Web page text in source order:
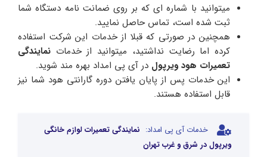
میتوانید با شماره ای که بر روی ضمانت نامه دستگاه شما
ثبت شده است، تماس حاصل نمایید.
همچنین در صورتی که قبلا از خدمات این شرکت استفاده
کرده اما رضایت نداشتید، میتوانید از خدمات نمایندگی
تعمیرات هود ویرپول در آی پی امداد بهره مند شوید.
این خدمات پس از پایان یافتن دوره گارانتی هود شما نیز
قابل استفاده هستند.
خدمات آی پی امداد: نمایندگی تعمیرات لوازم خانگی
ویرپول در شرق و غرب تهران